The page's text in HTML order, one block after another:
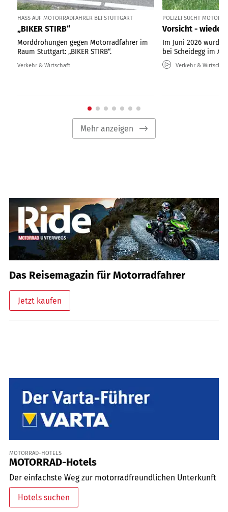
HASS AUF MOTORRADFAHRER BEI STUTTGART
„BIKER STIRB“
Morddrohungen gegen Motorradfahrer im
Raum Stuttgart: „BIKER STIRB“.
Verkehr & Wirtschaft
POLIZEI SUCHT
Vorsicht -
Im Juni 2026
bei Scheidegg im
Verkehr &
Mehr anzeigen
Das Reisemagazin für Motorradfahrer
Jetzt kaufen
MOTORRAD-HOTELS
MOTORRAD-Hotels
Der einfachste Weg zur motorradfreundlichen Unterkunft
Hotels suchen